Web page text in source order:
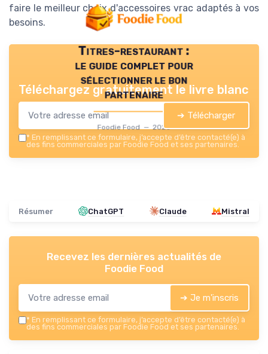
faire le meilleur choix d'accessoires vrac adaptés à vos
besoins.
Titres-restaurant :
le guide complet pour
sélectionner le bon
partenaire
Foodie Food — 2026
Téléchargez gratuitement le livre blanc
➔ Télécharger
* En remplissant ce formulaire, j’accepte d’être contacté(e) à
des fins commerciales par Foodie Food et ses partenaires.
Résumer ChatGPT Claude Mistral
Recevez les dernières actualités de
Foodie Food
➔ Je m'inscris
* En remplissant ce formulaire, j’accepte d’être contacté(e) à
des fins commerciales par Foodie Food et ses partenaires.